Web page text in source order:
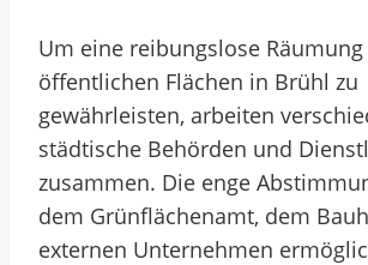
Um eine reibungslose
öffentlichen Flächen in Brühl zu
gewährleisten, arbeiten
städtische Behörden und
zusammen. Die enge
dem Grünflächenamt, dem
externen Unternehmen